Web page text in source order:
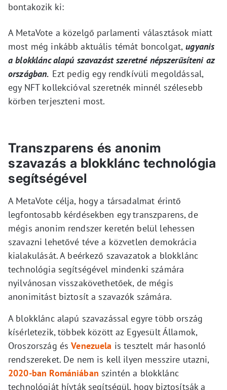
bontakozik ki:
A MetaVote a közelgő parlamenti választások miatt
most még inkább aktuális témát boncolgat, ugyanis
a blokklánc alapú szavazást szeretné népszerűsíteni az
országban. Ezt pedig egy rendkívüli megoldással,
egy NFT kollekcióval szeretnék minnél szélesebb
körben terjeszteni most.
Transzparens és anonim
szavazás a blokklánc technológia
segítségével
A MetaVote célja, hogy a társadalmat érintő
legfontosabb kérdésekben egy transzparens, de
mégis anonim rendszer keretén belül lehessen
szavazni lehetővé téve a közvetlen demokrácia
kialakulását. A beérkező szavazatok a blokklánc
technológia segítségével mindenki számára
nyilvánosan visszakövethetőek, de mégis
anonimitást biztosít a szavazók számára.
A blokklánc alapú szavazással egyre több ország
kísérletezik, többek között az Egyesült Államok,
Oroszország ésVenezuela is tesztelt már hasonló
rendszereket. De nem is kell ilyen messzire utazni,
2020-ban Romániában szintén a blokklánc
technológiát hívták segítségül, hogy biztosítsák a